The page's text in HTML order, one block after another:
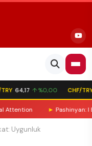
64,17 ↑ %0,00 CHF/TRY
► Pashinyan: I
Uygunluk